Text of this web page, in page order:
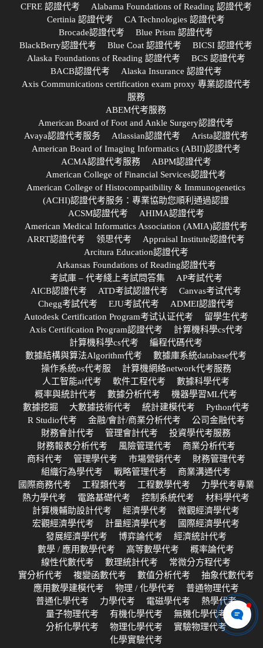
CFRE 認證代考
Alabama Foundations of Reading 認證代考
Certinia 認證代考
CA Technologies 認證代考
Brocade認證代考
Blue Prism 認證代考
BlackBerry認證代考
Blue Coat 認證代考
BICSI 認證代考
Alaska Foundations of Reading 認證代考
BCS 認證代考
BACB認證代考
Alaska Insurance 認證代考
Axis Communications certification exam proxy 專業認證代考
服務
ABEM代考服務
American Board of Foot and Ankle Surgery認證代考
Avaya認證代考服务
Atlassian認證代考
Arista認證代考
American Board of Imaging Informatics (ABII)認證代考
ACMA認證代考服務
ABPM認證代考
American College of Financial Services認證代考
American College of Histocompatibility & Immunogenetics
(ACHI)認證代考服务：專業協助您順利通過認證
ACSM認證代考
AHIMA認證代考
American Medical Informatics Association (AMIA)認證代考
ARRT認證代考
领思代考
Appraisal Institute認證代考
Arcitura Education認證代考
Arkansas Foundations of Reading認證代考
考試庫 – 代考綫上考試問答集
AP考試代考
AICB認證代考
ATD考試認證代考
Canvas考试代考
Chegg考試代考
EJU考試代考
ADMEI認證代考
Autodesk Certification Program考试认证代考
留學生代考
Axis Certification Program認證代考
計算機科學cs代考
計算機科學cs代考
編程代碼代考
數據結構與算法Algorithm代考
數據庫系統database代考
操作系統os代考服
計算機網絡network代考服務
人工智能ai代考
軟件工程代考
數據科學代考
概率與統計代考
數據分析代考
機器學習ML代考
數據挖掘
大數據技術代考 統計建模代考
Python代考
R Studio代考
金融/會計/商業分析代考
公司金融代考
財務會計代考
管理會計代考
投資學代考服務
財務報表分析代考
風險管理代考
商業分析代考
商科代考
管理學代考 市場營銷代考
財務管理代考
組織行為學代考
戰略管理代考
商業溝通代考
國際商務代考
工程類代考 工程數學代考
力學代考專業
熱力學代考
電路基礎代考 控制系統代考
材料學代考
計算機輔助設計代考
經濟學代考
微觀經濟學代考
宏觀經濟學代考
計量經濟學代考
國際經濟學代考
發展經濟學代考
博弈論代考
經濟統計代考
數學 / 應用數學代考
高等數學代考
概率論代考
線性代數代考
數理統計代考
常微分方程代考
實分析代考
複變函數代考 數值分析代考
抽象代數代考
應用數學建模代考
物理 / 化學代考
普通物理代考
普通化學代考
力學代考 電磁學代考
熱學代考
量子物理代考
有機化學代考
無機化學代考
分析化學代考
物理化學代考
實驗物理代考
化學實驗代考